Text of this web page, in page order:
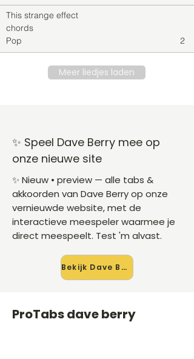
This strange effect
chords
Pop
2
Meer liedjes laden
✨ Speel Dave Berry mee op
onze nieuwe site
✨ Nieuw • preview — alle tabs &
akkoorden van Dave Berry op onze
vernieuwde website, met de
interactieve meespeler waarmee je
direct meespeelt. Test 'm alvast.
Bekijk Dave Berry →
ProTabs dave berry